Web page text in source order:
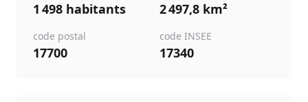
1 498 habitants 2 497,8 km²
code postal
17700
code INSEE
17340